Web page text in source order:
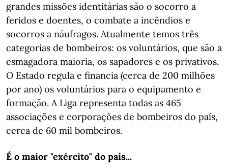
grandes missões identitárias são o socorro a
feridos e doentes, o combate a incêndios e
socorros a náufragos. Atualmente temos três
categorias de bombeiros: os voluntários, que são a
esmagadora maioria, os sapadores e os privativos.
O Estado regula e financia (cerca de 200 milhões
por ano) os voluntários para o equipamento e
formação. A Liga representa todas as 465
associações e corporações de bombeiros do país,
cerca de 60 mil bombeiros.
É o maior "exército" do país...